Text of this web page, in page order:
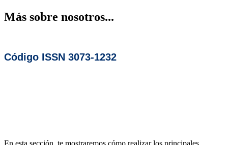
Más sobre nosotros...
Código ISSN 3073-1232
En esta sección, te mostraremos cómo realizar los principales